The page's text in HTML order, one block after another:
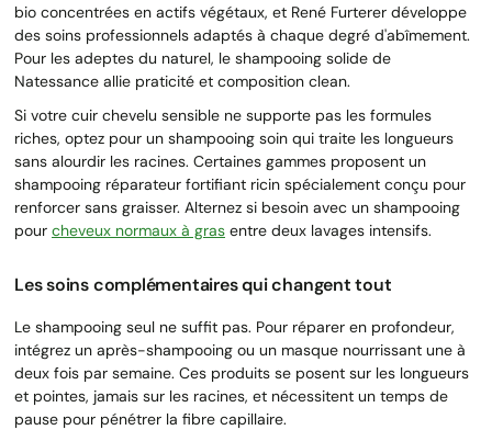
bio concentrées en actifs végétaux, et René Furterer développe
des soins professionnels adaptés à chaque degré d'abîmement.
Pour les adeptes du naturel, le shampooing solide de
Natessance allie praticité et composition clean.
Si votre cuir chevelu sensible ne supporte pas les formules
riches, optez pour un shampooing soin qui traite les longueurs
sans alourdir les racines. Certaines gammes proposent un
shampooing réparateur fortifiant ricin spécialement conçu pour
renforcer sans graisser. Alternez si besoin avec un shampooing
pour cheveux normaux à gras entre deux lavages intensifs.
Les soins complémentaires qui changent tout
Le shampooing seul ne suffit pas. Pour réparer en profondeur,
intégrez un après-shampooing ou un masque nourrissant une à
deux fois par semaine. Ces produits se posent sur les longueurs
et pointes, jamais sur les racines, et nécessitent un temps de
pause pour pénétrer la fibre capillaire.